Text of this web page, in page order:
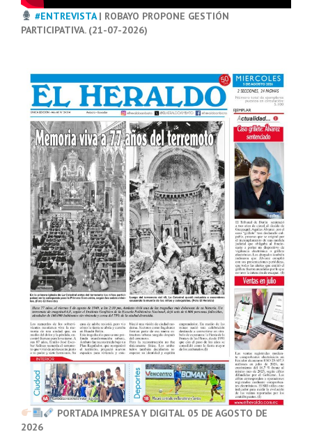
#ENTREVISTA| ROBAYO PROPONE GESTIÓN
PARTICIPATIVA. (21-07-2026)
PORTADA IMPRESA Y DIGITAL 05 DE AGOSTO DE
2026